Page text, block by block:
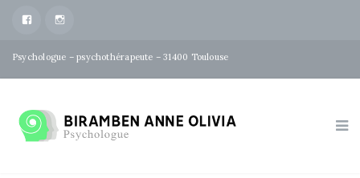
facebookInstagram
Psychologue – psychothérapeute – 31400 Toulouse